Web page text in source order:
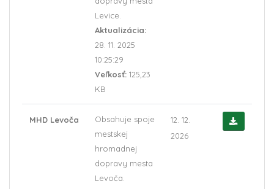
Levice.
Aktualizácia:
28. 11. 2025
10:25:29
Veľkosť: 125,23
KB
MHD Levoča
Obsahuje spoje
mestskej
hromadnej
dopravy mesta
Levoča.
12. 12.
2026